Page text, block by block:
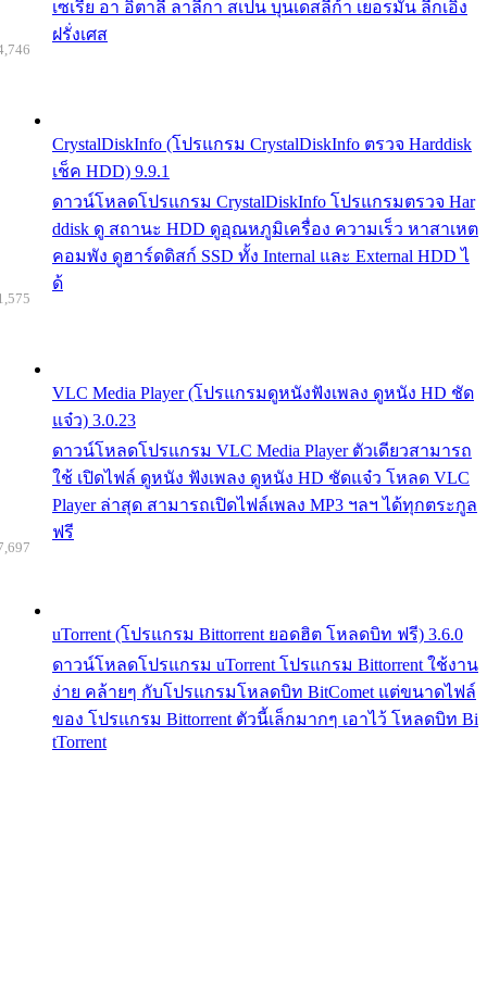
เซเรีย อา อิตาลี ลาลีกา สเปน บุนเดสลีก้า เยอรมัน ลีกเอิง
ฝรั่งเศส
CrystalDiskInfo (โปรแกรม CrystalDiskInfo ตรวจ Harddisk
เช็ค HDD) 9.9.1
ดาวน์โหลดโปรแกรม CrystalDiskInfo โปรแกรมตรวจ Har
ddisk ดู สถานะ HDD ดูอุณหภูมิเครื่อง ความเร็ว หาสาเหต
คอมพัง ดูฮาร์ดดิสก์ SSD ทั้ง Internal และ External HDD ไ
ด้
VLC Media Player (โปรแกรมดูหนังฟังเพลง ดูหนัง HD ชัด
แจ๋ว) 3.0.23
ดาวน์โหลดโปรแกรม VLC Media Player ตัวเดียวสามารถ
ใช้ เปิดไฟล์ ดูหนัง ฟังเพลง ดูหนัง HD ชัดแจ๋ว โหลด VLC
Player ล่าสุด สามารถเปิดไฟล์เพลง MP3 ฯลฯ ได้ทุกตระกูล
ฟรี
uTorrent (โปรแกรม Bittorrent ยอดฮิต โหลดบิท ฟรี) 3.6.0
ดาวน์โหลดโปรแกรม uTorrent โปรแกรม Bittorrent ใช้งาน
ง่าย คล้ายๆ กับโปรแกรมโหลดบิท BitComet แต่ขนาดไฟล์
ของ โปรแกรม Bittorrent ตัวนี้เล็กมากๆ เอาไว้ โหลดบิท Bi
tTorrent